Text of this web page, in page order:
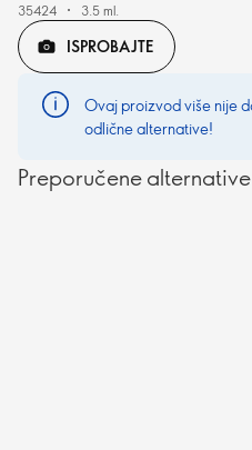
35424 3.5 ml.
ISPROBAJTE
Ovaj proizvod više nije
odlične alternative!
Preporučene alternative